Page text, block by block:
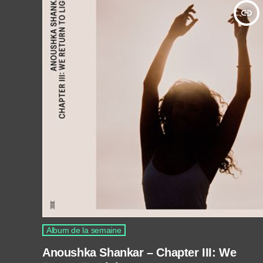
insert_link
Album de la semaine
Anoushka Shankar – Chapter III: We